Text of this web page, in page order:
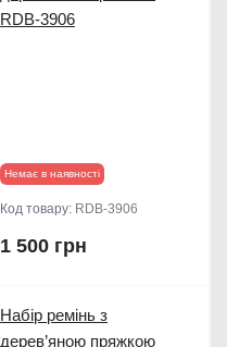
RDB-3906
Немає в наявності
Код товару: RDB-3906
1 500 грн
Набір ремінь з
дерев’яною пряжкою